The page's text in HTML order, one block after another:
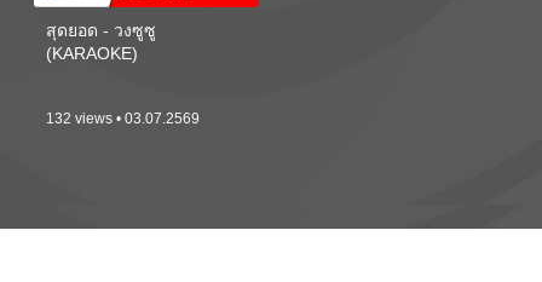
สุดยอด - วงซูซู
(KARAOKE)
132 views • 03.07.2569